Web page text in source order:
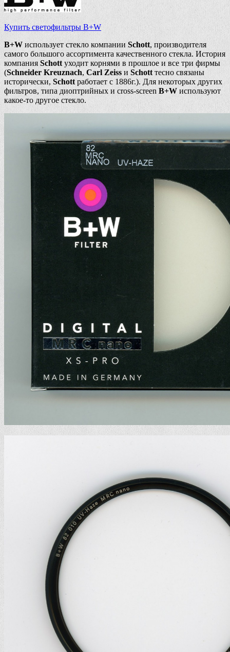
Купить светофильтры B+W
B+W использует стекло компании Schott, производителя
самого большого ассортимента качественного стекла. История
компания Schott уходит корнями в прошлое и все три фирмы
(Schneider Kreuznach, Carl Zeiss и Schott тесно связаны
исторически, Schott работает с 1886г.). Для некоторых других
фильтров, типа диоптрийных и cross-screen B+W используют
какое-то другое стекло.